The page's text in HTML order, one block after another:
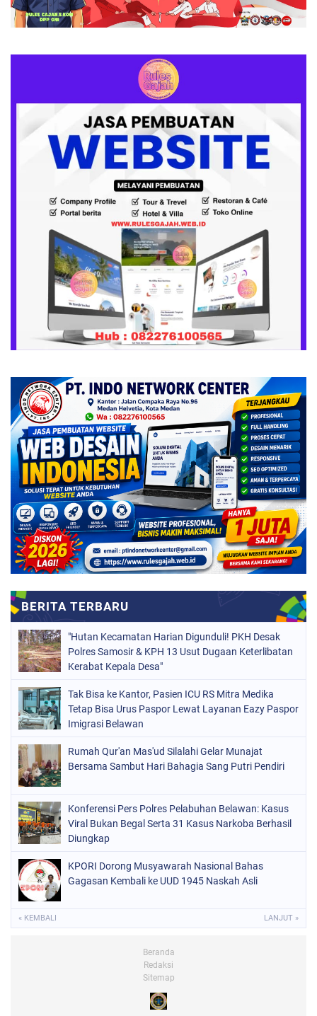
"Hutan Kecamatan Harian Digunduli! PKH Desak
Polres Samosir & KPH 13 Usut Dugaan Keterlibatan
Kerabat Kepala Desa"
Tak Bisa ke Kantor, Pasien ICU RS Mitra Medika
Tetap Bisa Urus Paspor Lewat Layanan Eazy Paspor
Imigrasi Belawan
Rumah Qur'an Mas'ud Silalahi Gelar Munajat
Bersama Sambut Hari Bahagia Sang Putri Pendiri
Konferensi Pers Polres Pelabuhan Belawan: Kasus
Viral Bukan Begal Serta 31 Kasus Narkoba Berhasil
Diungkap
KPORI Dorong Musyawarah Nasional Bahas
Gagasan Kembali ke UUD 1945 Naskah Asli
« KEMBALI LANJUT »
Beranda
Redaksi
Sitemap